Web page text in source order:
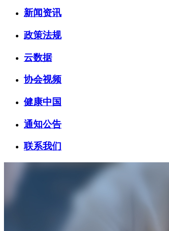
新闻资讯
政策法规
云数据
协会视频
健康中国
通知公告
联系我们